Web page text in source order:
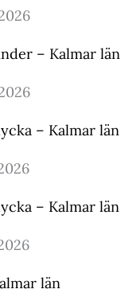
– Kalmar län
– Kalmar län
– Kalmar län
län